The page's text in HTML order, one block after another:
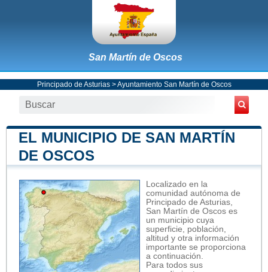
San Martín de Oscos
Principado de Asturias>Ayuntamiento San Martín de Oscos
EL MUNICIPIO DE SAN MARTÍN
DE OSCOS
Localizado en la
comunidad autónoma de
Principado de Asturias,
San Martín de Oscos es
un municipio cuya
superficie, población,
altitud y otra información
importante se proporciona
a continuación.
Para todos sus